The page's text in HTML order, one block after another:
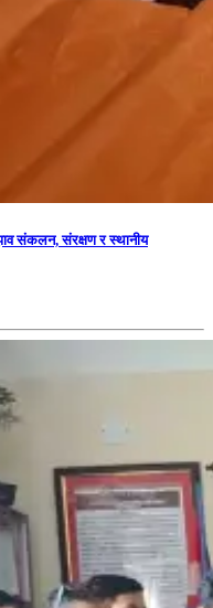
संकलन, संरक्षण र स्थानीय